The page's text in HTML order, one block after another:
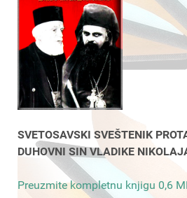
SVETOSAVSKI SVEŠTENIK
DUHOVNI SIN VLADIKE
Preuzmite kompletnu knjigu 0,6